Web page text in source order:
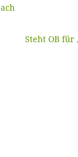
Steht OB für